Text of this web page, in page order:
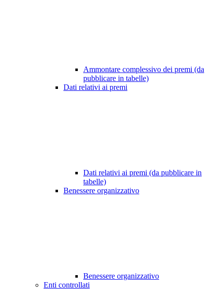
Ammontare complessivo dei premi (da
pubblicare in tabelle)
Dati relativi ai premi
Dati relativi ai premi (da pubblicare in
tabelle)
Benessere organizzativo
Benessere organizzativo
Enti controllati